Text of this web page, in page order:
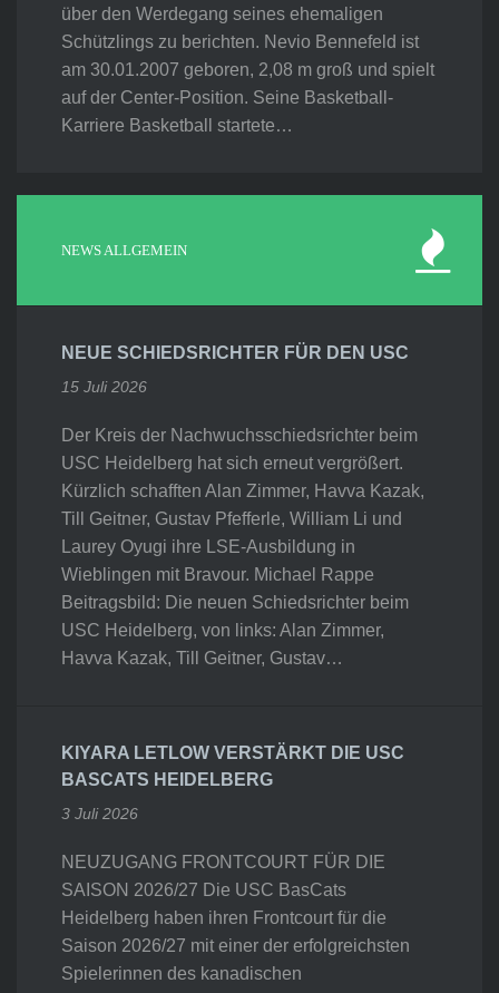
über den Werdegang seines ehemaligen
Schützlings zu berichten. Nevio Bennefeld ist
am 30.01.2007 geboren, 2,08 m groß und spielt
auf der Center-Position. Seine Basketball-
Karriere Basketball startete…
NEWS ALLGEMEIN
NEUE SCHIEDSRICHTER FÜR DEN USC
15 Juli 2026
Der Kreis der Nachwuchsschiedsrichter beim
USC Heidelberg hat sich erneut vergrößert.
Kürzlich schafften Alan Zimmer, Havva Kazak,
Till Geitner, Gustav Pfefferle, William Li und
Laurey Oyugi ihre LSE-Ausbildung in
Wieblingen mit Bravour. Michael Rappe
Beitragsbild: Die neuen Schiedsrichter beim
USC Heidelberg, von links: Alan Zimmer,
Havva Kazak, Till Geitner, Gustav…
KIYARA LETLOW VERSTÄRKT DIE USC
BASCATS HEIDELBERG
3 Juli 2026
NEUZUGANG FRONTCOURT FÜR DIE
SAISON 2026/27 Die USC BasCats
Heidelberg haben ihren Frontcourt für die
Saison 2026/27 mit einer der erfolgreichsten
Spielerinnen des kanadischen